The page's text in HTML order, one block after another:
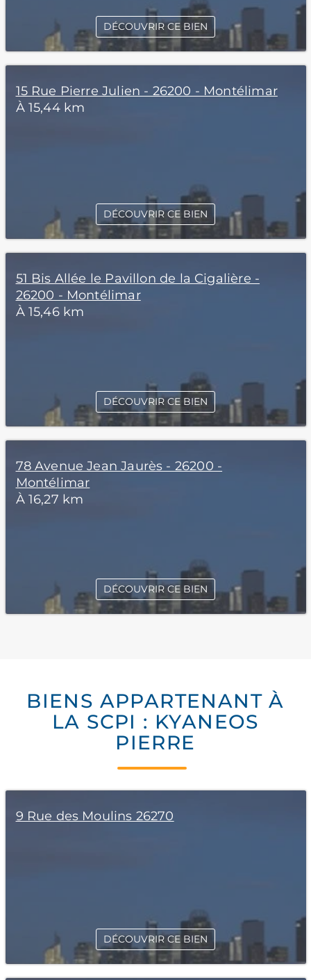
DÉCOUVRIR CE BIEN
15 Rue Pierre Julien - 26200 - Montélimar
À 15,44 km
DÉCOUVRIR CE BIEN
51 Bis Allée le Pavillon de la Cigalière -
26200 - Montélimar
À 15,46 km
DÉCOUVRIR CE BIEN
78 Avenue Jean Jaurès - 26200 -
Montélimar
À 16,27 km
DÉCOUVRIR CE BIEN
BIENS APPARTENANT À
LA SCPI : KYANEOS
PIERRE
9 Rue des Moulins 26270
DÉCOUVRIR CE BIEN